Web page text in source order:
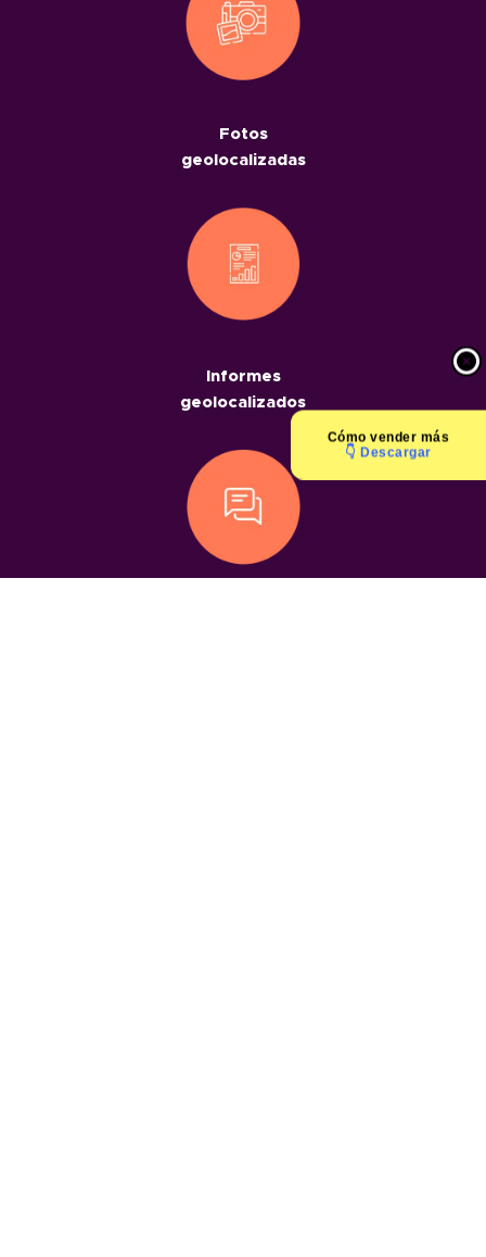
Cómovender más
👇 Descargar
Fotos
geolocalizadas
Informes
geolocalizados